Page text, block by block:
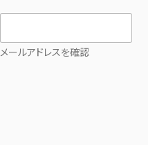
メールアドレスを確認